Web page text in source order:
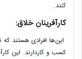
کنند.
کارآفرینان خلاق:
این‌ها افرادی هستند که
کسب و کاردارند. این